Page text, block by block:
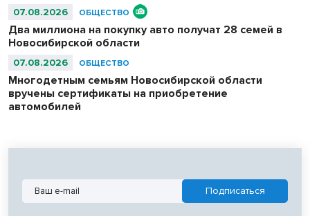
07.08.2026 ОБЩЕСТВО
Два миллиона на покупку авто получат 28 семей в
Новосибирской области
07.08.2026 ОБЩЕСТВО
Многодетным семьям Новосибирской области
вручены сертификаты на приобретение
автомобилей